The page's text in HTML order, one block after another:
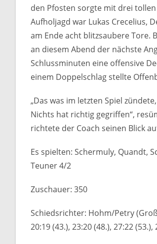
den Pfosten sorgte mit drei
Aufholjagd war Lukas Crecelius,
am Ende acht blitzsaubere Tore.
an diesem Abend der nächste
Schlussminuten eine offensive
einem Doppelschlag stellte
„Das was im letzten Spiel
Nichts hat richtig gegriffen“,
richtete der Coach seinen Blick
Es spielten: Schermuly, Quandt,
Teuner 4/2
Zuschauer: 350
Schiedsrichter: Hohm/Petry
20:19 (43.), 23:20 (48.), 27:22 (53.),